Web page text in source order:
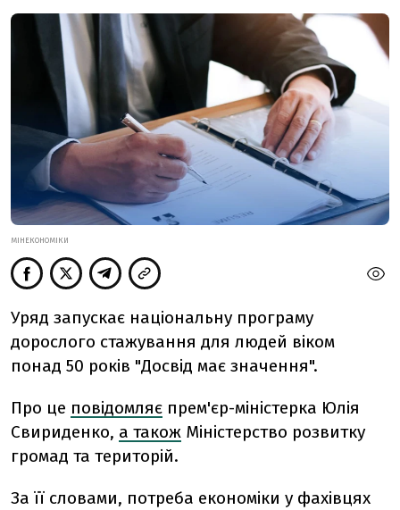
МІНЕКОНОМІКИ
Уряд запускає національну програму
дорослого стажування для людей віком
понад 50 років "Досвід має значення".
Про це повідомляє прем'єр-міністерка Юлія
Свириденко, а також Міністерство розвитку
громад та територій.
За її словами, потреба економіки у фахівцях